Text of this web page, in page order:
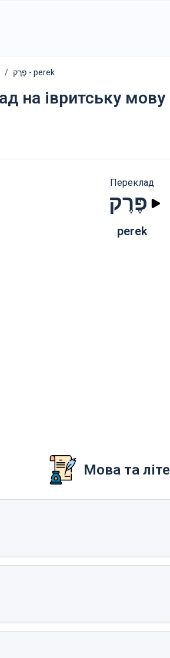
פֶּרֶק - perek
на івритську мову
Переклад
פֶּרֶק
perek
Мова та